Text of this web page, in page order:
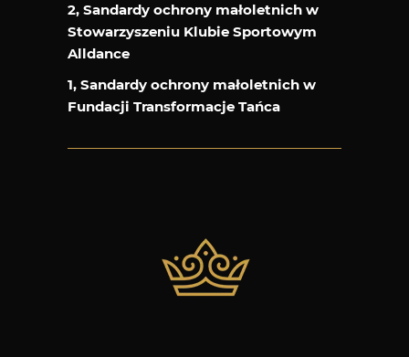
2, Sandardy ochrony małoletnich w
Stowarzyszeniu Klubie Sportowym
Alldance
1, Sandardy ochrony małoletnich w
Fundacji Transformacje Tańca